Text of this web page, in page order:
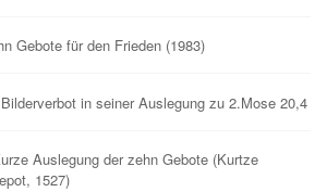
Gebote für den Frieden (1983)
in seiner Auslegung zu 2.Mose 20,4
Auslegung der zehn Gebote (Kurtze
1527)